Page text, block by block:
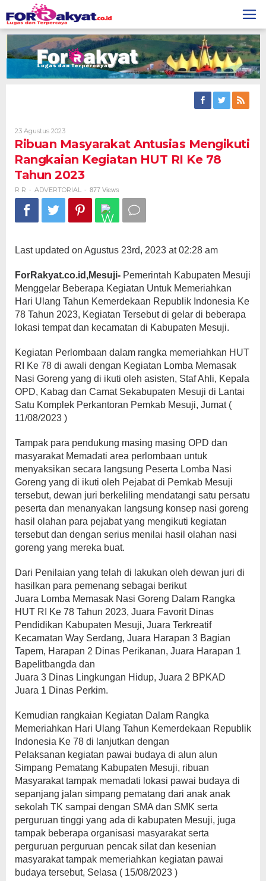
to
content
23 Agustus 2023Oleh
R
R
Ribuan Masyarakat Antusias Mengikuti
Rangkaian Kegiatan HUT RI Ke 78
Tahun 2023
R R - ADVERTORIAL - 877 Views
Last updated on Agustus 23rd, 2023 at 02:28 am
ForRakyat.co.id,Mesuji- Pemerintah Kabupaten Mesuji
Menggelar Beberapa Kegiatan Untuk Memeriahkan
Hari Ulang Tahun Kemerdekaan Republik Indonesia Ke
78 Tahun 2023, Kegiatan Tersebut di gelar di beberapa
lokasi tempat dan kecamatan di Kabupaten Mesuji.
Kegiatan Perlombaan dalam rangka memeriahkan HUT
RI Ke 78 di awali dengan Kegiatan Lomba Memasak
Nasi Goreng yang di ikuti oleh asisten, Staf Ahli, Kepala
OPD, Kabag dan Camat Sekabupaten Mesuji di Lantai
Satu Komplek Perkantoran Pemkab Mesuji, Jumat (
11/08/2023 )
Tampak para pendukung masing masing OPD dan
masyarakat Memadati area perlombaan untuk
menyaksikan secara langsung Peserta Lomba Nasi
Goreng yang di ikuti oleh Pejabat di Pemkab Mesuji
tersebut, dewan juri berkeliling mendatangi satu persatu
peserta dan menanyakan langsung konsep nasi goreng
hasil olahan para pejabat yang mengikuti kegiatan
tersebut dan dengan serius menilai hasil olahan nasi
goreng yang mereka buat.
Dari Penilaian yang telah di lakukan oleh dewan juri di
hasilkan para pemenang sebagai berikut
Juara Lomba Memasak Nasi Goreng Dalam Rangka
HUT RI Ke 78 Tahun 2023, Juara Favorit Dinas
Pendidikan Kabupaten Mesuji, Juara Terkreatif
Kecamatan Way Serdang, Juara Harapan 3 Bagian
Tapem, Harapan 2 Dinas Perikanan, Juara Harapan 1
Bapelitbangda dan
Juara 3 Dinas Lingkungan Hidup, Juara 2 BPKAD
Juara 1 Dinas Perkim.
Kemudian rangkaian Kegiatan Dalam Rangka
Memeriahkan Hari Ulang Tahun Kemerdekaan Republik
Indonesia Ke 78 di lanjutkan dengan
Pelaksanan kegiatan pawai budaya di alun alun
Simpang Pematang Kabupaten Mesuji, ribuan
Masyarakat tampak memadati lokasi pawai budaya di
sepanjang jalan simpang pematang dari anak anak
sekolah TK sampai dengan SMA dan SMK serta
perguruan tinggi yang ada di kabupaten Mesuji, juga
tampak beberapa organisasi masyarakat serta
perguruan perguruan pencak silat dan kesenian
masyarakat tampak memeriahkan kegiatan pawai
budaya tersebut, Selasa ( 15/08/2023 )